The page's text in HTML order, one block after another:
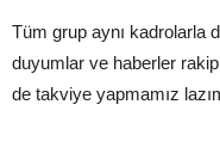
Tüm grup aynı kadrolarla
duyumlar ve haberler
de takviye yapmamız